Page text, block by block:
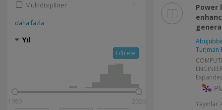
Multidisipliner
daha fazla
Yıl
Filtrele
1980 2026
Power
Turjman
Yayınlar